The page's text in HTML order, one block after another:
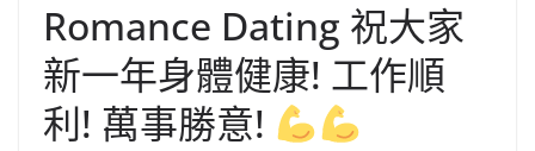
Romance Dating 祝大家
新一年身體健康! 工作順
利! 萬事勝意!